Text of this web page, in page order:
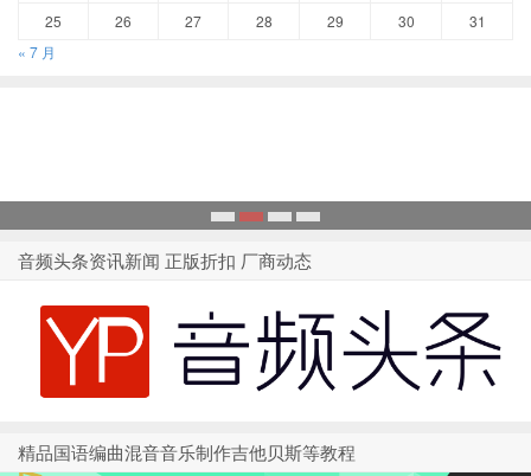
25
26 27 28 29 30
31
« 7 月
音频头条资讯新闻 正版折扣 厂商动态
精品国语编曲混音音乐制作吉他贝斯等教程